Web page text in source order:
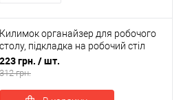
Килимок органайзер для робочого
столу, підкладка на робочий стіл
50х40 см OSPORT (R-00059)
223 грн. / шт.
312 грн.